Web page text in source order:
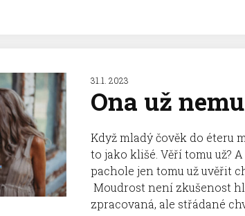
31.1. 2023
Ona už
Když mladý čověk do éteru
to jako klišé. Věří tomu už?
pachole jen tomu už uvěřit
Moudrost není zkušenost
zpracovaná, ale střádané